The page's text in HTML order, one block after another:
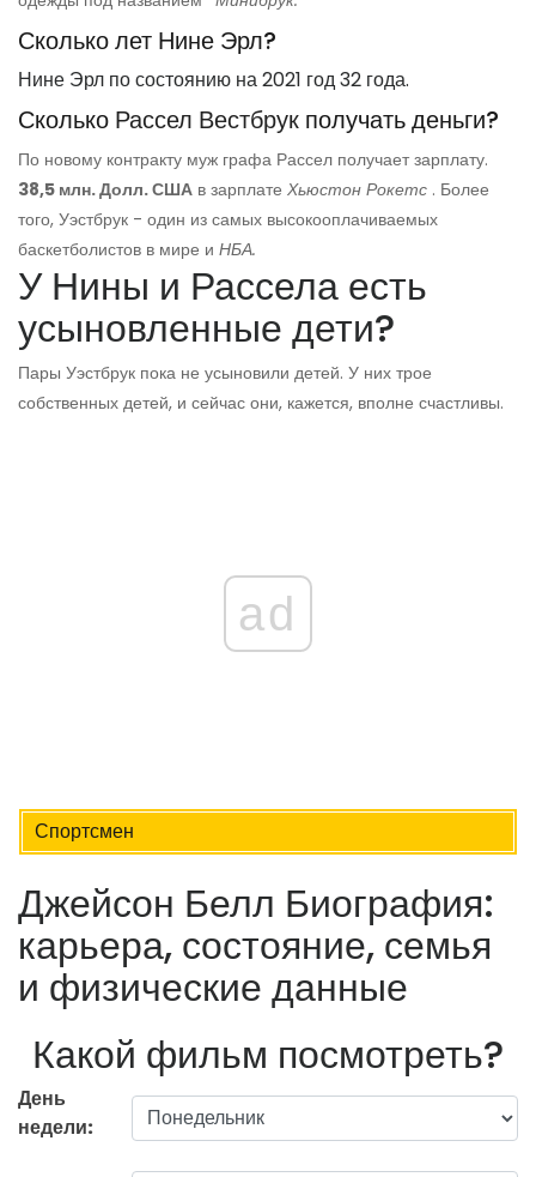
Сколько лет Нине Эрл?
Нине Эрл по состоянию на 2021 год 32 года.
Сколько Рассел Вестбрук получать деньги?
По новому контракту муж графа Рассел получает зарплату.
38,5 млн. Долл. США в зарплате Хьюстон Рокетс . Более
того, Уэстбрук - один из самых высокооплачиваемых
баскетболистов в мире и НБА.
У Нины и Рассела есть
усыновленные дети?
Пары Уэстбрук пока не усыновили детей. У них трое
собственных детей, и сейчас они, кажется, вполне счастливы.
ad
Спортсмен
Джейсон Белл Биография:
карьера, состояние, семья
и физические данные
Какой фильм посмотреть?
День
недели: